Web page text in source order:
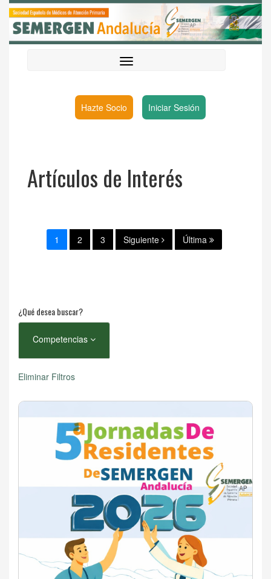
Hazte Socio Iniciar Sesión
Artículos de Interés
1 2 3 Siguiente Última
¿Qué desea buscar?
Competencias
Eliminar Filtros